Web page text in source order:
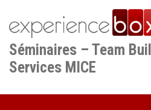
contenu
principal
Séminaires – Team
Services MICE